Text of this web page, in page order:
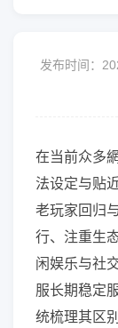
发布时间：
在当前众多
法设定与贴
老玩家回归
行、注重生
闲娱乐与社
服长期稳定
统梳理其区